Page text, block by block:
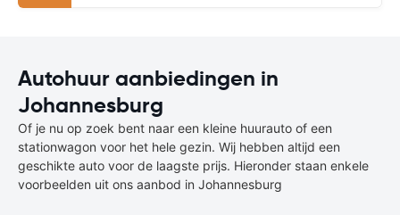
Autohuur aanbiedingen in
Johannesburg
Of je nu op zoek bent naar een kleine huurauto of een
stationwagon voor het hele gezin. Wij hebben altijd een
geschikte auto voor de laagste prijs. Hieronder staan enkele
voorbeelden uit ons aanbod in Johannesburg